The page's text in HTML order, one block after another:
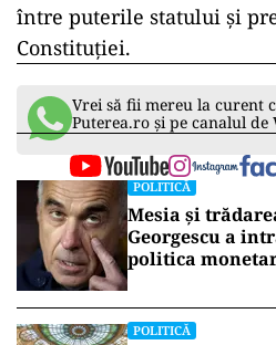
între puterile statului și
Constituției.
Vrei să fii mereu la curent
Puterea.ro și pe canalul de
POLITICĂ
Mesia și
Georgescu a
politica
POLITICĂ